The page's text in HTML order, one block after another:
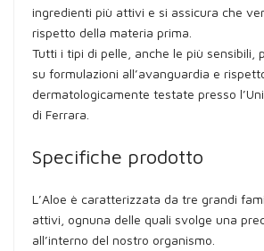
ingredienti più attivi e si assicura che
rispetto della materia prima.
Tutti i tipi di pelle, anche le più sensibili,
su formulazioni all’avanguardia e
dermatologicamente testate presso
di Ferrara.
Specifiche prodotto
L’Aloe è caratterizzata da tre grandi
attivi, ognuna delle quali svolge una
all’interno del nostro organismo.